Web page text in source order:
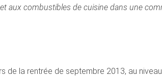
aux combustibles de cuisine dans une
de la rentrée de septembre 2013, au